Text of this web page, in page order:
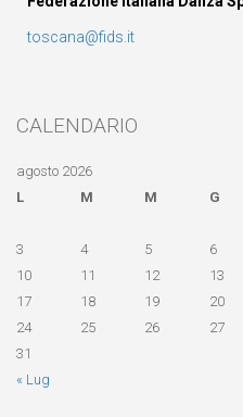
toscana@fids.it
CALENDARIO
agosto 2026
L
M M G
« Lug
3
4 5 6
10
11 12 13
17
18 19 20
24
25 26 27
31